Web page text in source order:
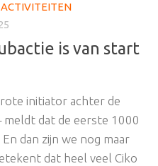
ACTIVITEITEN
is van start
initiator achter de
meldt dat de eerste 1000
dan zijn we nog maar
dat heel veel Ciko